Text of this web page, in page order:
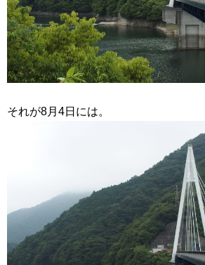
それが8月4日には。